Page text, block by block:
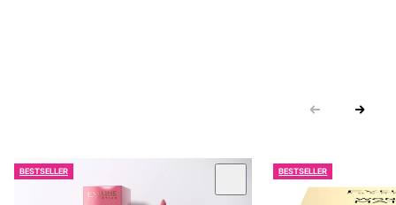
BESTSELLER BESTSELLER